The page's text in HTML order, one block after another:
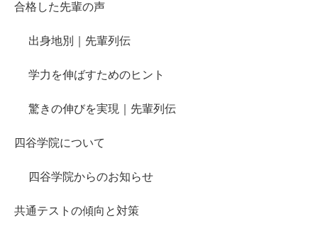
合格した先輩の声
出身地別｜先輩列伝
学力を伸ばすためのヒント
驚きの伸びを実現｜先輩列伝
四谷学院について
四谷学院からのお知らせ
共通テストの傾向と対策